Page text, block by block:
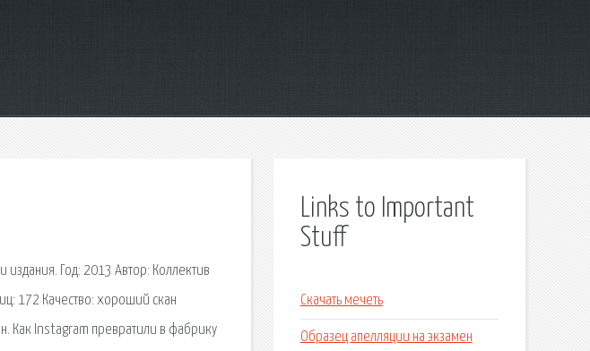
издания. Год: 2013 Автор: Коллектив
172 Качество: хороший скан
Как Instagram превратили в фабрику
Links to Important
Stuff
Скачать мечеть
Образец апелляции на экзамен